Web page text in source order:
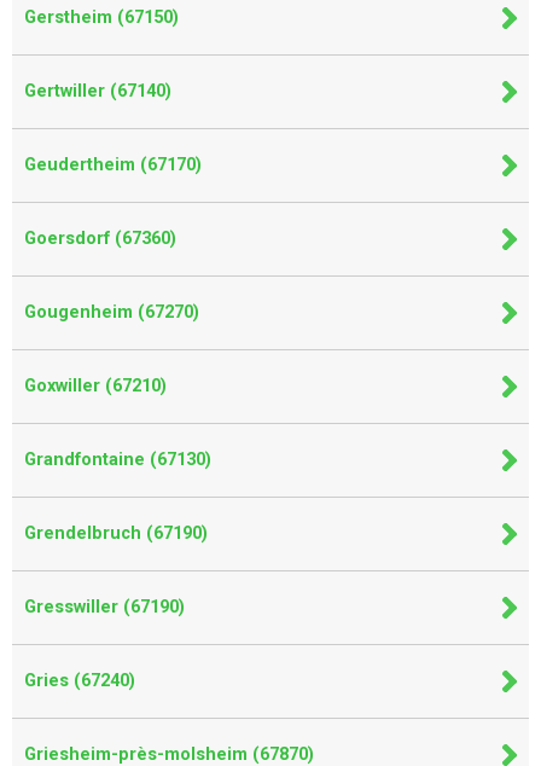
Gerstheim (67150)
Gertwiller (67140)
Geudertheim (67170)
Goersdorf (67360)
Gougenheim (67270)
Goxwiller (67210)
Grandfontaine (67130)
Grendelbruch (67190)
Gresswiller (67190)
Gries (67240)
Griesheim-près-molsheim (67870)